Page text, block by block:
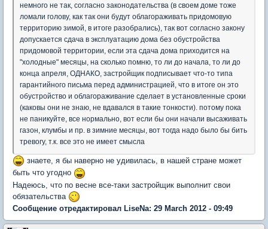
немного не так, согласно законодательства (в своем доме тоже
ломали голову, как так они будут облагораживать придомовую
территорию зимой, в итоге разобрались), так вот согласно закону
допускается сдача в эксплуатацию дома без обустройства
придомовой территории, если эта сдача дома приходится на
"холодные" месяцы, на сколько помню, то ли до начала, то ли до
конца апреля, ОДНАКО, застройщик подписывает что-то типа
гарантийного письма перед администрацией, что в итоге он это
обустройство и облагораживание сделает в установленные сроки
(каковы они не знаю, не вдавался в такие тонкости). потому пока
не паникуйте, все нормально, вот если бы они начали высаживать
газон, клумбы и пр. в зимние месяцы, вот тогда надо было бы бить
тревогу, т.к. все это не имеет смысла
знаете, я бы наверно не удивилась, в нашей стране может
быть что угодно
Надеюсь, что по весне все-таки застройщик выполнит свои
обязательства
Сообщение отредактировал LiseNa: 29 March 2012 - 09:49